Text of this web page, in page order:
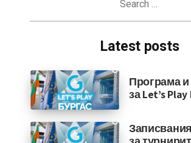
Latest posts
Програма
за Let’s